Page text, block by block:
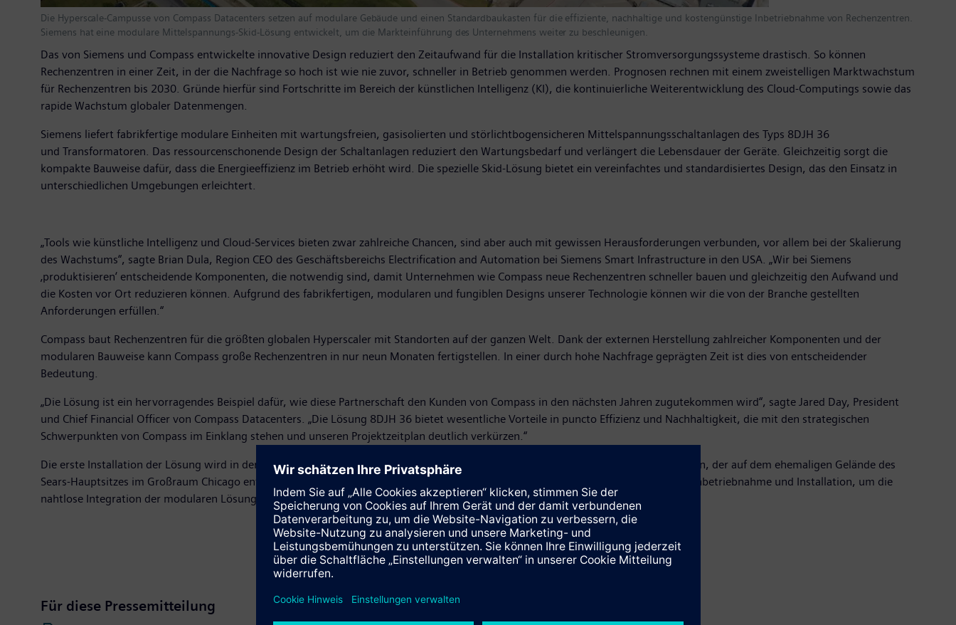
Die Hyperscale-Campusse von Compass Datacenters setzen auf modulare Gebäude und einen Standardbaukasten für die effiziente, nachhaltige und kostengünstige Inbetriebnahme von Rechenzentren.
Siemens hat eine modulare Mittelspannungs-Skid-Lösung entwickelt, um die Markteinführung des Unternehmens weiter zu beschleunigen.
Das von Siemens und Compass entwickelte innovative Design reduziert den Zeitaufwand für die Installation kritischer Stromversorgungssysteme drastisch. So können
Rechenzentren in einer Zeit, in der die Nachfrage so hoch ist wie nie zuvor, schneller in Betrieb genommen werden. Prognosen rechnen mit einem zweistelligen Marktwachstum
für Rechenzentren bis 2030. Gründe hierfür sind Fortschritte im Bereich der künstlichen Intelligenz (KI), die kontinuierliche Weiterentwicklung des Cloud-Computings sowie das
rapide Wachstum globaler Datenmengen.
Siemens liefert fabrikfertige modulare Einheiten mit wartungsfreien, gasisolierten und störlichtbogensicheren Mittelspannungsschaltanlagen des Typs 8DJH 36
und Transformatoren. Das ressourcenschonende Design der Schaltanlagen reduziert den Wartungsbedarf und verlängert die Lebensdauer der Geräte. Gleichzeitig sorgt die
kompakte Bauweise dafür, dass die Energieeffizienz im Betrieb erhöht wird. Die spezielle Skid-Lösung bietet ein vereinfachtes und standardisiertes Design, das den Einsatz in
unterschiedlichen Umgebungen erleichtert.
„Tools wie künstliche Intelligenz und Cloud-Services bieten zwar zahlreiche Chancen, sind aber auch mit gewissen Herausforderungen verbunden, vor allem bei der Skalierung
des Wachstums“, sagte Brian Dula, Region CEO des Geschäftsbereichs Electrification and Automation bei Siemens Smart Infrastructure in den USA. „Wir bei Siemens
‚produktisieren‘ entscheidende Komponenten, die notwendig sind, damit Unternehmen wie Compass neue Rechenzentren schneller bauen und gleichzeitig den Aufwand und
die Kosten vor Ort reduzieren können. Aufgrund des fabrikfertigen, modularen und fungiblen Designs unserer Technologie können wir die von der Branche gestellten
Anforderungen erfüllen.“
Compass baut Rechenzentren für die größten globalen Hyperscaler mit Standorten auf der ganzen Welt. Dank der externen Herstellung zahlreicher Komponenten und der
modularen Bauweise kann Compass große Rechenzentren in nur neun Monaten fertigstellen. In einer durch hohe Nachfrage geprägten Zeit ist dies von entscheidender
Bedeutung.
„Die Lösung ist ein hervorragendes Beispiel dafür, wie diese Partnerschaft den Kunden von Compass in den nächsten Jahren zugutekommen wird“, sagte Jared Day, President
und Chief Financial Officer von Compass Datacenters. „Die Lösung 8DJH 36 bietet wesentliche Vorteile in puncto Effizienz und Nachhaltigkeit, die mit den strategischen
Schwerpunkten von Compass im Einklang stehen und unseren Projektzeitplan deutlich verkürzen.“
Die erste Installation der Lösung wird in der zweiten Jahreshälfte 2025 auf dem neuen Rechenzentrumsgelände von Compass erfolgen, der auf dem ehemaligen Gelände des
Sears-Hauptsitzes im Großraum Chicago entsteht. Das werkszertifizierte Servicepersonal von Siemens bietet Unterstützung bei der Inbetriebnahme und Installation, um die
nahtlose Integration der modularen Lösung in alle Projekte zu gewährleisten.
Für diese Pressemitteilung